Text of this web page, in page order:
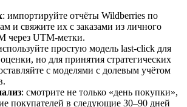
: импор­тируйте отчёты Wildberries по
и свяжите их с заказами из личного
через UTM-метки.
простую модель last-click для
но для принятия стратегических
с моделями с долевым учётом
: смотрите не только «день покупки»,
покупателей в следующие 30–90 дней